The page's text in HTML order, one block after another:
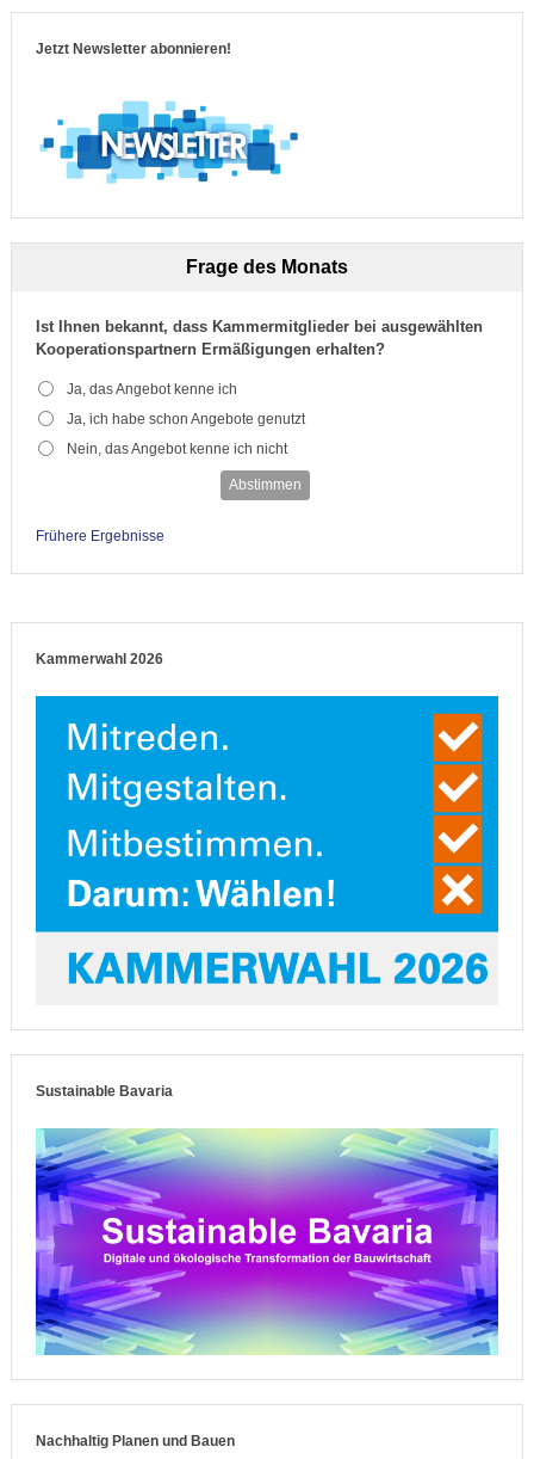
Jetzt Newsletter abonnieren!
Frage des Monats
Ist Ihnen bekannt, dass Kammermitglieder bei ausgewählten
Kooperationspartnern Ermäßigungen erhalten?
Ja, das Angebot kenne ich
Ja, ich habe schon Angebote genutzt
Nein, das Angebot kenne ich nicht
Abstimmen
Frühere Ergebnisse
Kammerwahl 2026
Sustainable Bavaria
Nachhaltig Planen und Bauen